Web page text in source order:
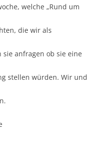
welche „Rund um
die wir als
anfragen ob sie eine
stellen würden. Wir und